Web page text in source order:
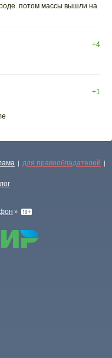
потом массы вышли на
+4
+1
| для правообладателей |
»